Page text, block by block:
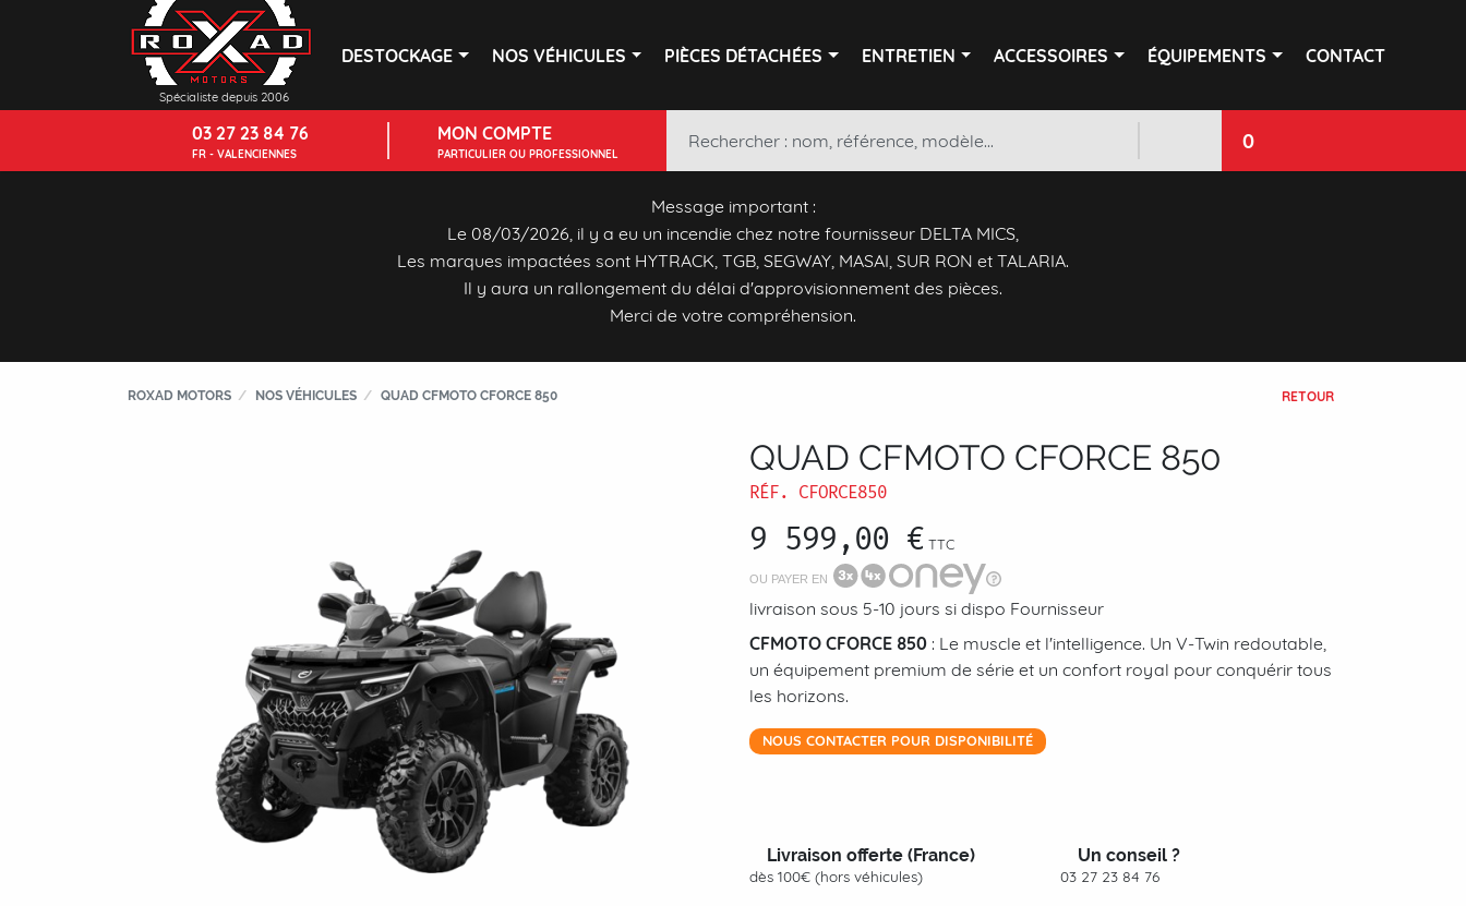
Spécialiste depuis 2006
DESTOCKAGE NOS VÉHICULES PIÈCES DÉTACHÉES ENTRETIEN ACCESSOIRES ÉQUIPEMENTS CONTACT
03 27 23 84 76
FR - VALENCIENNES
MON COMPTE
PARTICULIER OU PROFESSIONNEL
0
Message important :
Le 08/03/2026, il y a eu un incendie chez notre fournisseur DELTA MICS,
Les marques impactées sont HYTRACK, TGB, SEGWAY, MASAI, SUR RON et TALARIA.
Il y aura un rallongement du délai d'approvisionnement des pièces.
Merci de votre compréhension.
ROXAD MOTORS NOS VÉHICULES QUAD CFMOTO CFORCE 850 RETOUR
QUAD CFMOTO CFORCE 850
RÉF. CFORCE850
9 599,00 € TTC
OU PAYER EN
livraison sous 5-10 jours si dispo Fournisseur
CFMOTO CFORCE 850 : Le muscle et l'intelligence. Un V-Twin redoutable,
un équipement premium de série et un confort royal pour conquérir tous
les horizons.
NOUS CONTACTER POUR DISPONIBILITÉ
Livraison offerte (France)
dès 100€ (hors véhicules)
Un conseil ?
03 27 23 84 76